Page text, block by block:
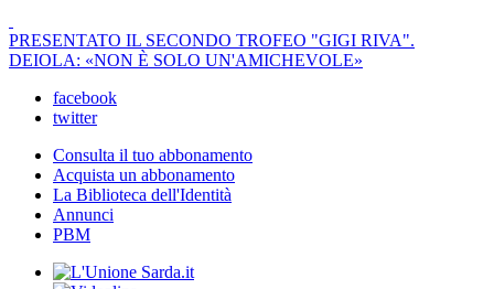
PRESENTATO IL SECONDO TROFEO "GIGI RIVA".
DEIOLA: «NON È SOLO UN'AMICHEVOLE»
facebook
twitter
Consulta il tuo abbonamento
Acquista un abbonamento
La Biblioteca dell'Identità
Annunci
PBM